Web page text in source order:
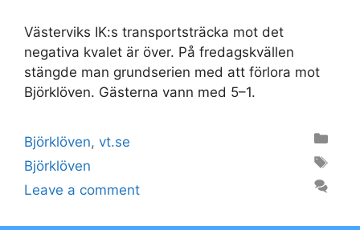
Västerviks IK:s transportsträcka mot det
negativa kvalet är över. På fredagskvällen
stängde man grundserien med att förlora mot
Björklöven. Gästerna vann med 5–1.
Categories
Björklöven, vt.se
Tags
Björklöven
Leave a comment